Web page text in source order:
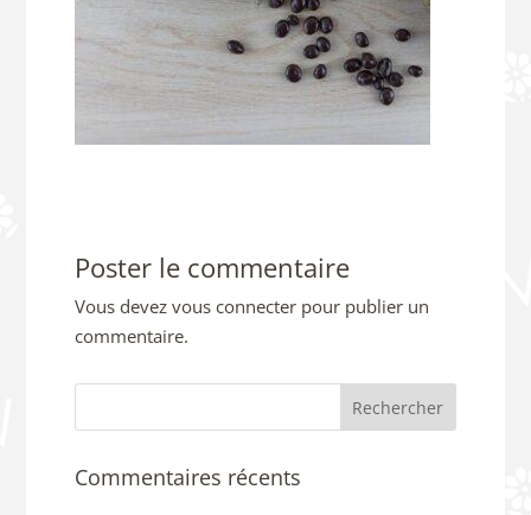
Poster le commentaire
Vous devez vous connecterpour publier un
commentaire.
Commentaires récents